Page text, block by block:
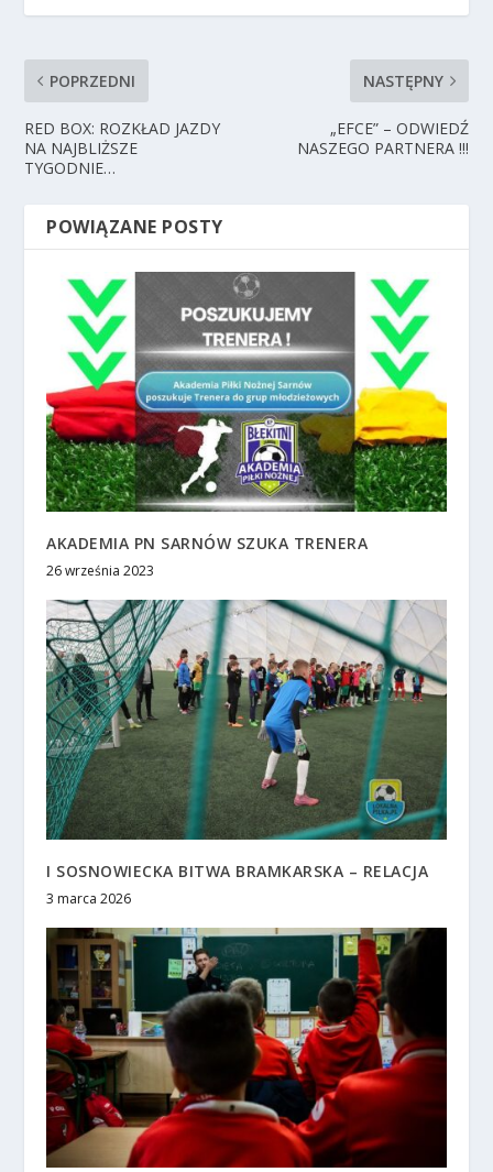
POPRZEDNI
RED BOX: ROZKŁAD JAZDY
NA NAJBLIŻSZE
TYGODNIE…
NASTĘPNY
„EFCE” – ODWIEDŹ
NASZEGO PARTNERA !!!
POWIĄZANE POSTY
AKADEMIA PN SARNÓW SZUKA TRENERA
26 września 2023
I SOSNOWIECKA BITWA BRAMKARSKA – RELACJA
3 marca 2026